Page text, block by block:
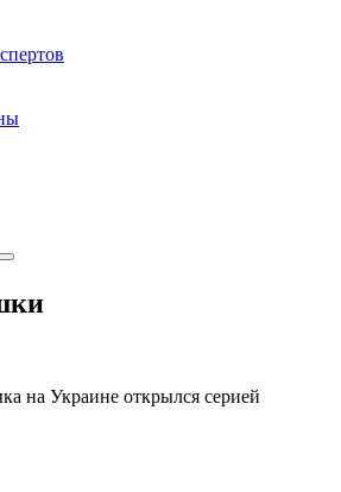
на Украине открылся серией